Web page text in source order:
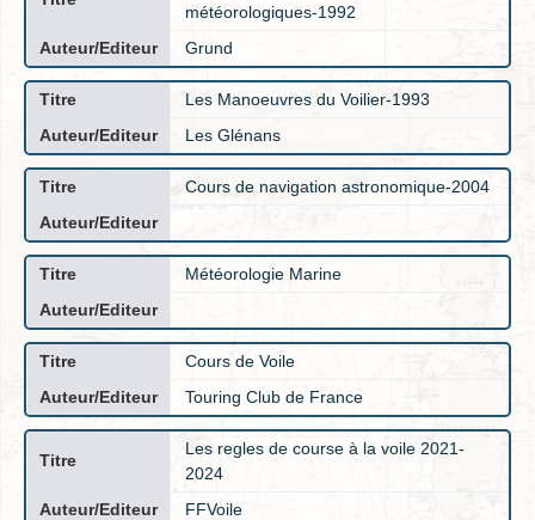
météorologiques-1992
Grund
Les Manoeuvres du Voilier-1993
Les Glénans
Cours de navigation astronomique-2004
Météorologie Marine
Cours de Voile
Touring Club de France
Les regles de course à la voile 2021-
2024
FFVoile